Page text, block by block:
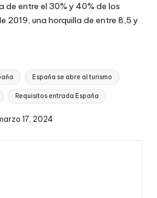
de entre el 30% y 40% de los
2019, una horquilla de entre 8,5 y
España se abre al turismo
Requisitos entrada España
17, 2024